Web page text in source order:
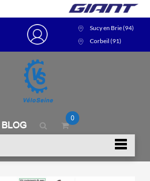
Sucy en Brie (94)
Corbeil (91)
BLOG
0